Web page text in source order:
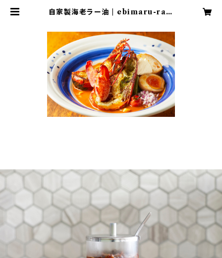
自家製海老ラー油 | ebimaru-ram